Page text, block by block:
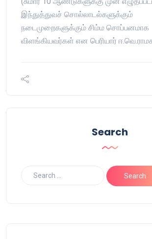
இந்துத்துவச் சொல்லாடல்களுக்கும்
நடைமுறைகளுக்கும் சிம்ம சொப்பனமாக
விளங்கியவர்கள் என பெரியார்
Search